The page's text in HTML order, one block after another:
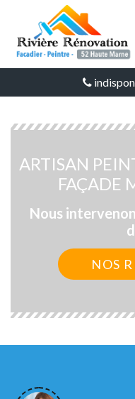
ARTISAN
FAÇADE
Nous
NOS